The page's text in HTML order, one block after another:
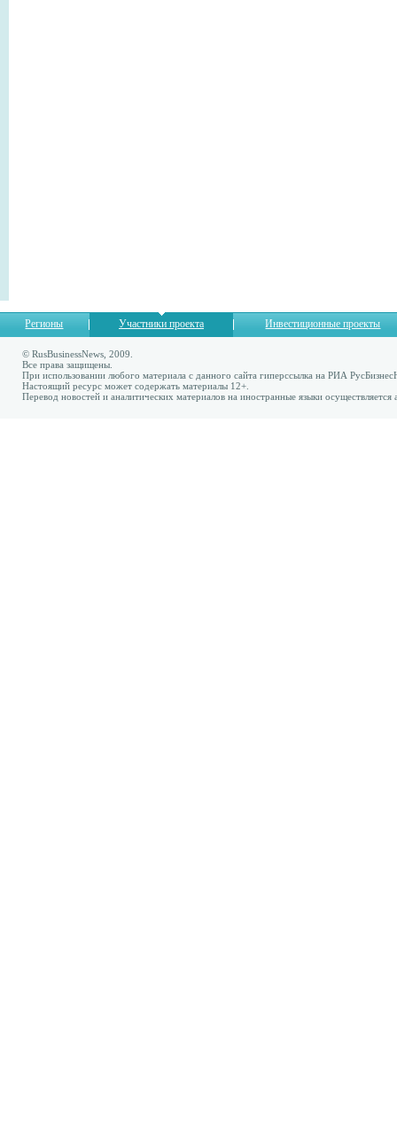
Регионы Участники проекта Инвестиционные проекты
© RusBusinessNews, 2009.
Все права защищены.
При использовании любого материала с данного сайта гиперссылка на РИА
Настоящий ресурс может содержать материалы 12+.
Перевод новостей и аналитических материалов на иностранные языки осуществляется